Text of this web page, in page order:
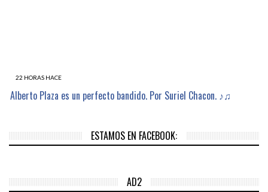
22 HORAS HACE
Alberto Plaza es un perfecto bandido. Por Suriel Chacon. ♪♫
ESTAMOS EN FACEBOOK:
AD2